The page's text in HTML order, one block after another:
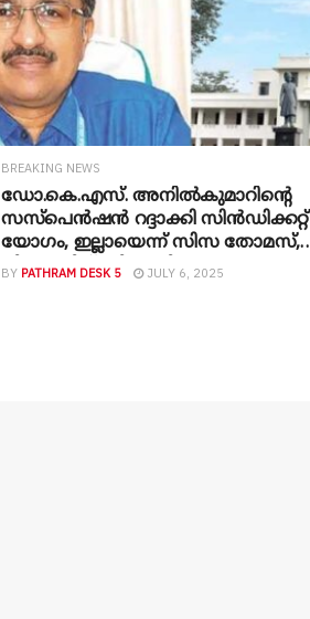
BREAKING NEWS
ഡോ.കെ.എസ്. അനിൽകുമാറിന്റെ
സസ്പെൻഷൻ റദ്ദാക്കി സിൻഡിക്കറ്റ്
യോഗം, ഇല്ലായെന്ന് സിസ തോമസ്,
വിയോജിച്ച് ബിജെപി അം​ഗങ്ങൾ,
BY PATHRAM DESK 5 JULY 6, 2025